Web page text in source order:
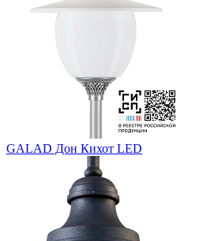
GALAD Дон Кихот LED